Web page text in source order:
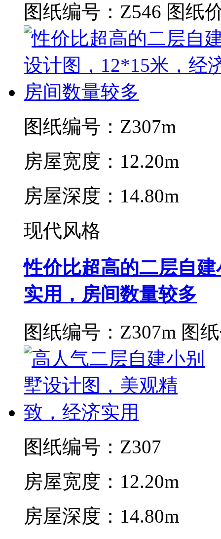
图纸编号：Z546 图纸
图纸编号：Z307m
房屋宽度：12.20m
房屋深度：14.80m
现代风格
性价比超高的二层自
实用，房间数量较多
图纸编号：Z307m 图
图纸编号：Z307
房屋宽度：12.20m
房屋深度：14.80m